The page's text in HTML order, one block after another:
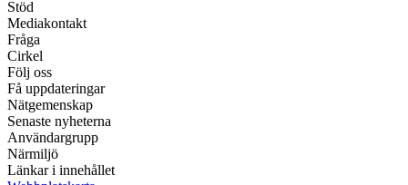
Stöd
Mediakontakt
Fråga
Cirkel
Följ oss
Få uppdateringar
Nätgemenskap
Senaste nyheterna
Användargrupp
Närmiljö
Länkar i innehållet